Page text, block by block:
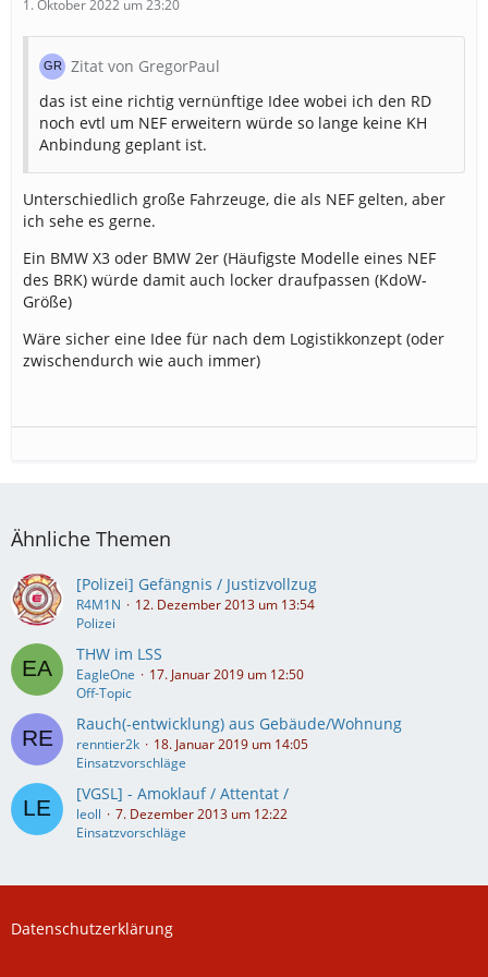
LNA:nein
GRTW: nein
So wäre das ganze für mich persönlich in Ordnung. Nun
ist aber egal was ich dazu sage, wenn es kommt, auch
auf jeden Fall,Dafür!
Garage für die Polizei: Gibt es nicht wirklich was zu zu
nicht, soDafür!
Das die Wachen nicht zur Einsatzgenerierung beitragen,
machbar und umsetzbar ist, das ist immer die Frage.
sie auch mal bei Privatpersonen vor der Tür stehen.
brauch sie net
1. Oktober 2022 um 23:20
Zitat von GregorPaul
das ist eine richtig vernünftige Idee wobei ich den RD
noch evtl um NEF erweitern würde so lange keine KH
Anbindung geplant ist.
Unterschiedlich große Fahrzeuge, die als NEF gelten, aber
ich sehe es gerne.
Ein BMW X3 oder BMW 2er (Häufigste Modelle eines NEF
des BRK) würde damit auch locker draufpassen (KdoW-
Größe)
Wäre sicher eine Idee für nach dem Logistikkonzept (oder
zwischendurch wie auch immer)
Ähnliche Themen
[Polizei] Gefängnis / Justizvollzug
R4M1N
12. Dezember 2013 um 13:54
Polizei
THW im LSS
EagleOne
17. Januar 2019 um 12:50
Off-Topic
Rauch(-entwicklung) aus Gebäude/Wohnung
renntier2k
18. Januar 2019 um 14:05
Einsatzvorschläge
[VGSL] - Amoklauf / Attentat /
leoll
7. Dezember 2013 um 12:22
Einsatzvorschläge
Datenschutzerklärung